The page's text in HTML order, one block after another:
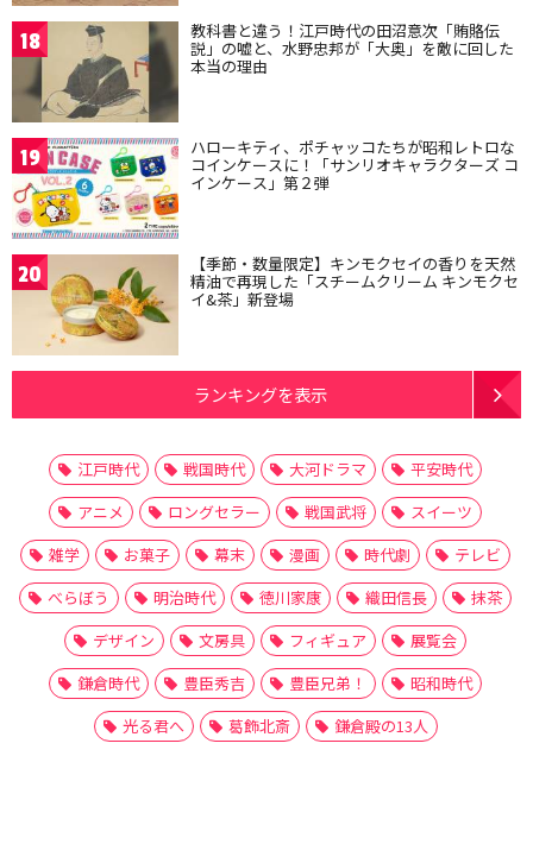
18 教科書と違う！江戸時代の田沼意次「賄賂伝
説」の嘘と、水野忠邦が「大奥」を敵に回した
本当の理由
19 ハローキティ、ポチャッコたちが昭和レトロな
コインケースに！「サンリオキャラクターズ コ
インケース」第２弾
20 【季節・数量限定】キンモクセイの香りを天然
精油で再現した「スチームクリーム キンモクセ
イ&茶」新登場
ランキングを表示
江戸時代 戦国時代 大河ドラマ
平安時代
アニメ
ロングセラー 戦国武将
スイーツ
雑学
お菓子 幕末 漫画 時代劇
テレビ
べらぼう
明治時代 徳川家康 織田信長
抹茶
デザイン
文房具 フィギュア
展覧会
鎌倉時代
豊臣秀吉 豊臣兄弟！
昭和時代
光る君へ
葛飾北斎 鎌倉殿の13人